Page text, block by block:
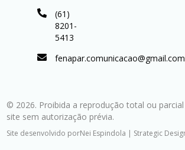
(61)
8201-
5413
fenapar.comunicacao@gmail.com
© 2026. Proibida a reprodução total ou
site sem autorização prévia.
Site desenvolvido porNei Espindola | Strategic